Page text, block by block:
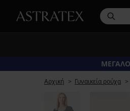
Αρχική Γυναικεία ρούχα